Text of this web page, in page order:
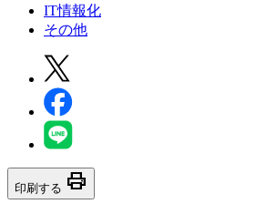
IT情報化
その他
印刷する print